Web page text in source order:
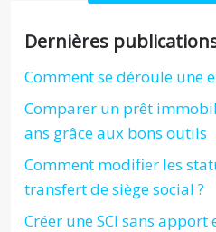
Dernières
Comment se déroule une
Comparer un prêt
ans grâce aux bons outils
Comment modifier les
transfert de siège social ?
Créer une SCI sans